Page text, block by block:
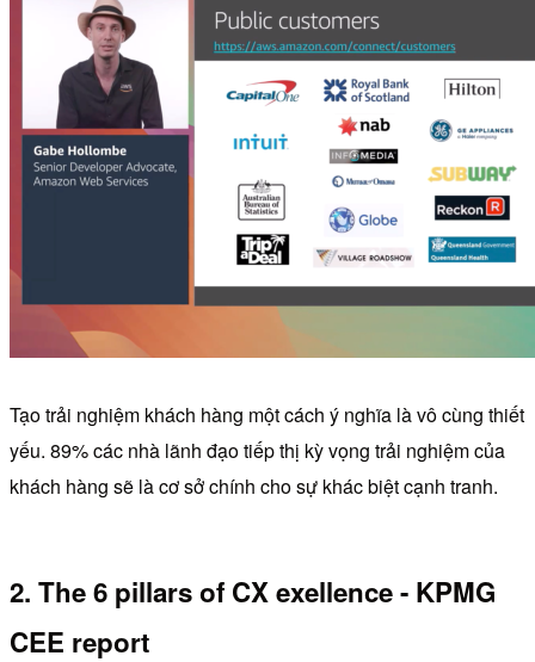
Tạo trải nghiệm khách hàng một cách ý nghĩa là vô cùng thiết
yếu. 89% các nhà lãnh đạo tiếp thị kỳ vọng trải nghiệm của
khách hàng sẽ là cơ sở chính cho sự khác biệt cạnh tranh.
2. The 6 pillars of CX exellence - KPMG
CEE report